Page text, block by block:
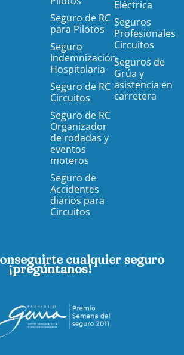
Seguro de RC
para Pilotos
Seguro
Indemnización
Hospitalaria
Seguro de RC
Circuitos
Seguro de RC
Organizador
de rodadas y
eventos
moteros
Seguro de
Accidentes
diarios para
Circuitos
Eléctrica
Seguros
Profesionales
Circuitos
Seguros de
Grúa y
asistencia en
carretera
cualquier seguro
¡pregúntanos!